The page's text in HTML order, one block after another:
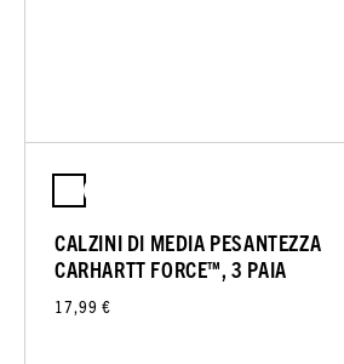
CALZINI DI MEDIA PESANTEZZA
CARHARTT FORCE™, 3 PAIA
17,99 €